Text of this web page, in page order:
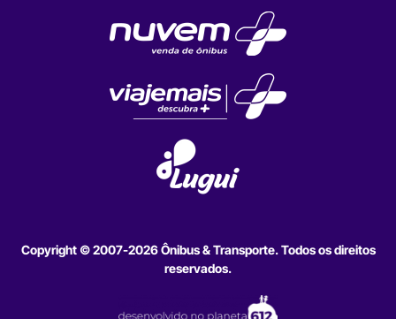
Copyright © 2007-2026 Ônibus & Transporte. Todos os direitos
reservados.